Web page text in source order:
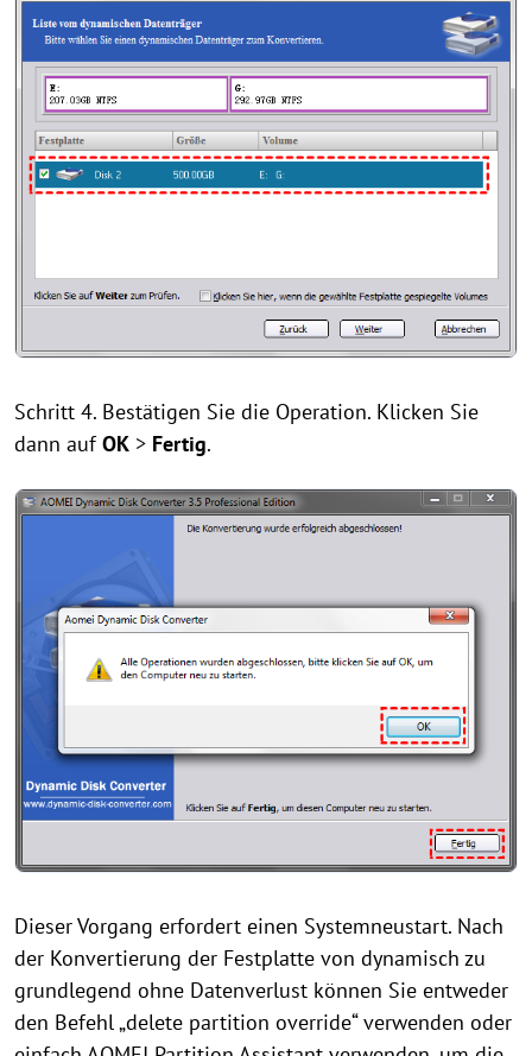
Schritt 4. Bestätigen Sie die Operation. Klicken Sie
dann aufOK > Fertig.
Dieser Vorgang erfordert einen Systemneustart. Nach
der Konvertierung der Festplatte von dynamisch zu
grundlegend ohne Datenverlust können Sie entweder
den Befehl „delete partition override“ verwenden oder